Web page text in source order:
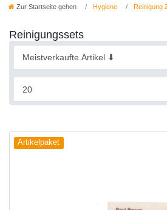
Zur Startseite gehen Hygiene Reinigung
Reinigungssets
Artikelpaket